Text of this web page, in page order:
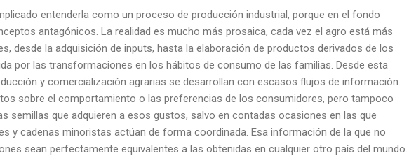
entenderla como un proceso de producción industrial, porque en el fondo
antagónicos. La realidad es mucho más prosaica, cada vez el agro está más
desde la adquisición de inputs, hasta la elaboración de productos derivados de los
por las transformaciones en los hábitos de consumo de las familias. Desde esta
y comercialización agrarias se desarrollan con escasos flujos de información.
sobre el comportamiento o las preferencias de los consumidores, pero tampoco
semillas que adquieren a esos gustos, salvo en contadas ocasiones en las que
y cadenas minoristas actúan de forma coordinada. Esa información de la que no
sean perfectamente equivalentes a las obtenidas en cualquier otro país del mundo.